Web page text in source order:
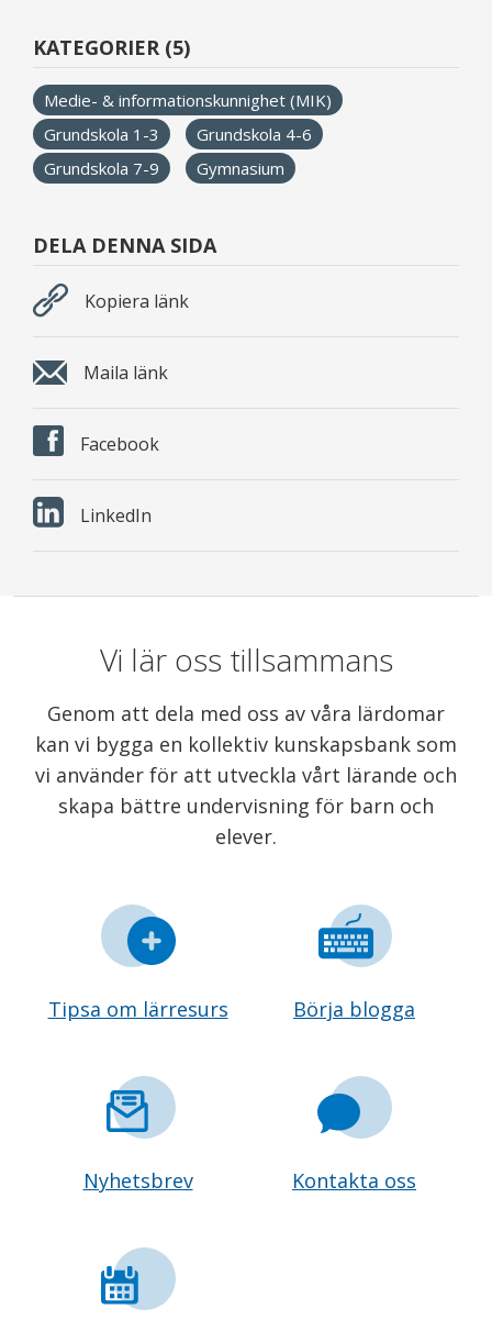
KATEGORIER (5)
Medie- & informationskunnighet (MIK)
Grundskola 1-3
Grundskola 4-6
Grundskola 7-9
Gymnasium
DELA DENNA SIDA
Kopiera länk
Maila länk
Facebook
LinkedIn
Vi lär oss tillsammans
Genom att dela med oss av våra lärdomar
kan vi bygga en kollektiv kunskapsbank som
vi använder för att utveckla vårt lärande och
skapa bättre undervisning för barn och
elever.
Tipsa om lärresurs Börja blogga
Nyhetsbrev Kontakta oss